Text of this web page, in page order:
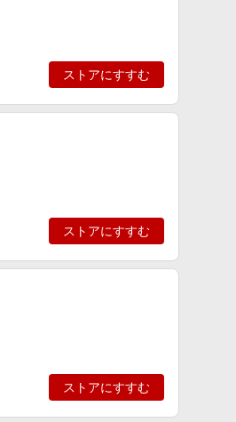
ストアにすすむ
ストアにすすむ
ストアにすすむ